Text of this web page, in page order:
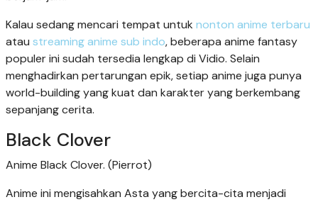
Kalau sedang mencari tempat untuk nonton anime terbaru
atau streaming anime sub indo, beberapa anime fantasy
populer ini sudah tersedia lengkap di Vidio. Selain
menghadirkan pertarungan epik, setiap anime juga punya
world-building yang kuat dan karakter yang berkembang
sepanjang cerita.
Black Clover
Anime Black Clover. (Pierrot)
Anime ini mengisahkan Asta yang bercita-cita menjadi